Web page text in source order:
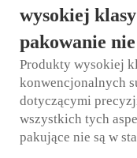
wysokiej
pakowanie
Produkty wysokiej
konwencjonalnych
dotyczącymi
wszystkich tych
pakujące nie są w